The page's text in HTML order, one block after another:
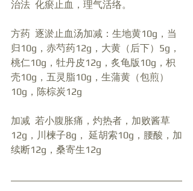
治法  化瘀止血，理气活络。
方药  逐淤止血汤加减：生地黄10g，当
归10g，赤芍药12g，大黄（后下）5g，
桃仁10g，牡丹皮12g，炙龟版10g，枳
壳10g，五灵脂10g，生蒲黄（包煎）
10g，陈棕炭12g
加减  若小腹胀痛，灼热者，加败酱草
12g，川楝子8g， 延胡索10g，腰酸，加
续断12g，桑寄生12g